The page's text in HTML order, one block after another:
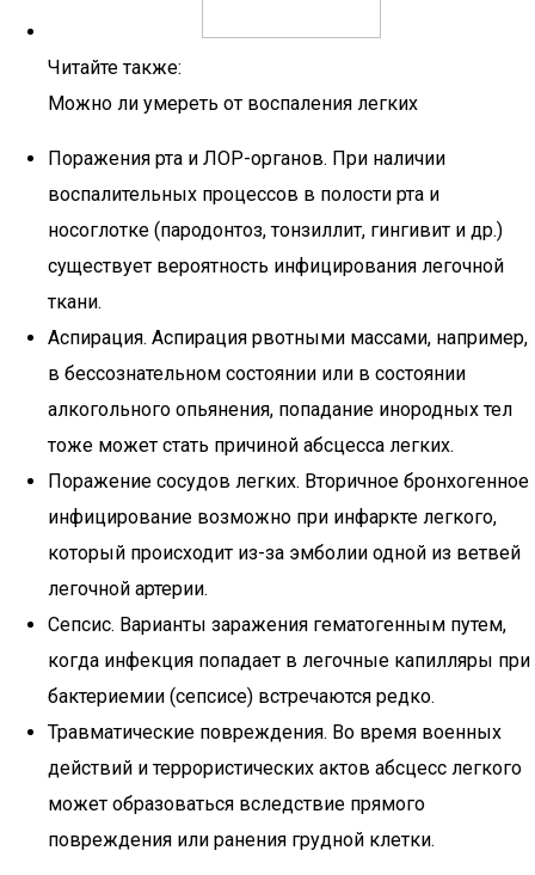
Читайте также:
Можно ли умереть от воспаления легких
Поражения рта и ЛОР-органов. При наличии
воспалительных процессов в полости рта и
носоглотке (пародонтоз, тонзиллит, гингивит и др.)
существует вероятность инфицирования легочной
ткани.
Аспирация. Аспирация рвотными массами, например,
в бессознательном состоянии или в состоянии
алкогольного опьянения, попадание инородных тел
тоже может стать причиной абсцесса легких.
Поражение сосудов легких. Вторичное бронхогенное
инфицирование возможно при инфаркте легкого,
который происходит из-за эмболии одной из ветвей
легочной артерии.
Сепсис. Варианты заражения гематогенным путем,
когда инфекция попадает в легочные капилляры при
бактериемии (сепсисе) встречаются редко.
Травматические повреждения. Во время военных
действий и террористических актов абсцесс легкого
может образоваться вследствие прямого
повреждения или ранения грудной клетки.